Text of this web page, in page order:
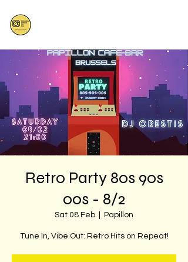
Retro Party 80s 90s
00s - 8/2
Sat 08 Feb Papillon
Tune In, Vibe Out: Retro Hits on Repeat!